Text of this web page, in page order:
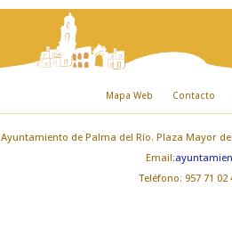
Mapa Web Contacto
Ayuntamiento de Palma del Río. Plaza Mayor
Email:
Teléfono: 957 71 02